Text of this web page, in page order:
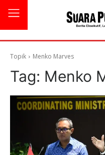
Topik Menko Marves
Tag: Menko